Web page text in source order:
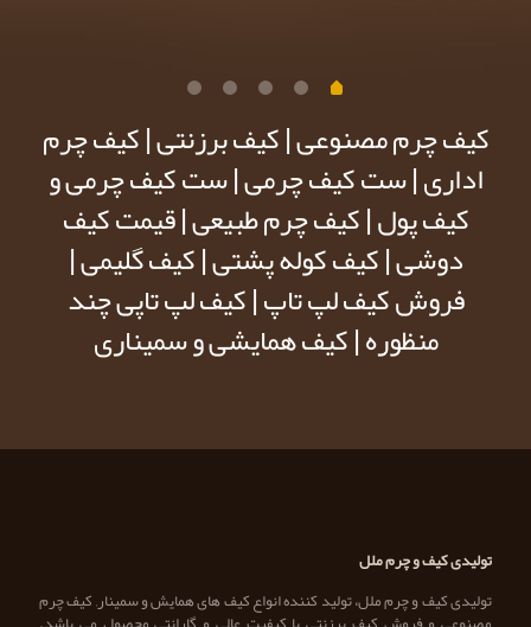
کیف چرم مصنوعی | کیف برزنتی | کیف چرم
اداری | ست کیف چرمی | ست کیف چرمی و
کیف پول | کیف چرم طبیعی | قیمت کیف
دوشی | کیف کوله پشتی | کیف گلیمی |
فروش کیف لپ تاپ | کیف لپ تاپی چند
منظوره | کیف همایشی و سمیناری
تولیدی کیف و چرم ملل
تولیدی کیف و چرم ملل، تولید کننده انواع کیف های همایش و سمینار, کیف چرم